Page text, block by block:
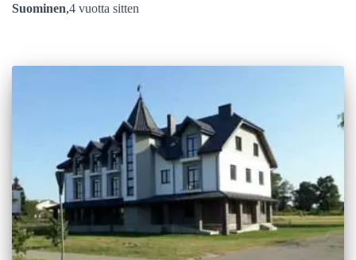
Suominen,4 vuotta sitten